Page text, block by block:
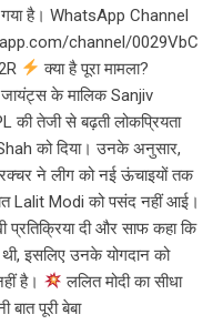
है। WhatsApp Channel
channel/0029VbC
क्या है पूरा मामला?
के मालिक Sanjiv
की तेजी से बढ़ती लोकप्रियता
को दिया। उनके अनुसार,
ने लीग को नई ऊंचाइयों तक
Lalit Modi को पसंद नहीं आई।
प्रतिक्रिया दी और साफ कहा कि
इसलिए उनके योगदान को
है।
ललित मोदी का सीधा
बात पूरी बेबा